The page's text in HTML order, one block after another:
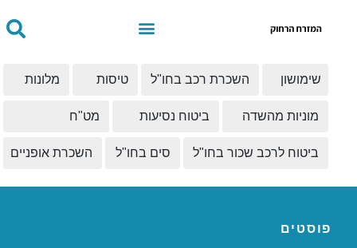
שימושון השכרת רכב בחו"ל טיסות מלונות
מוניות מהשדה ביטוח נסיעות מט"ח
ביטוח לרכב שכור בחו"ל סים בחו"ל השכרת אופניים
פוסטים